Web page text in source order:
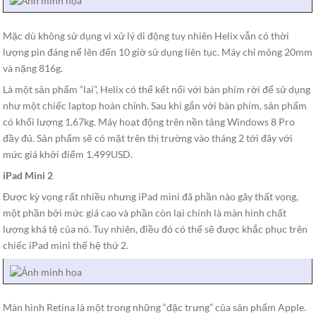
Mặc dù không sử dụng vi xử lý di động tuy nhiên Helix vẫn có thời
lượng pin đáng nể lên đến 10 giờ sử dụng liên tục. Máy chỉ mỏng 20mm
và nặng 816g.
Là một sản phẩm “lai”, Helix có thể kết nối với bàn phím rời để sử dụng
như một chiếc laptop hoàn chỉnh. Sau khi gắn với bàn phím, sản phẩm
có khối lượng 1,67kg. Máy hoạt động trên nền tảng Windows 8 Pro
đầy đủ. Sản phẩm sẽ có mặt trên thị trường vào tháng 2 tới đây với
mức giá khởi điểm 1.499USD.
iPad Mini 2
Được kỳ vọng rất nhiều nhưng iPad mini đã phần nào gây thất vọng,
một phần bởi mức giá cao và phần còn lại chính là màn hình chất
lượng khá tệ của nó. Tuy nhiên, điều đó có thể sẽ được khắc phục trên
chiếc iPad mini thế hệ thứ 2.
Màn hình Retina là một trong những “đặc trưng” của sản phẩm Apple.